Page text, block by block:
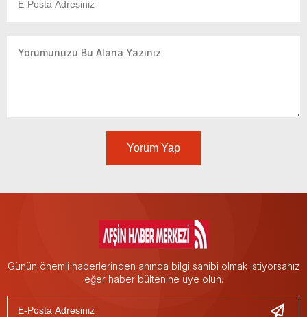
Yorum Yap
Günün önemli haberlerinden anında bilgi sahibi olmak istiyorsanız
eğer haber bültenine üye olun.